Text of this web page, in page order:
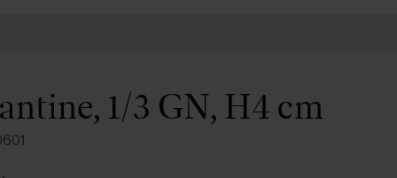
1/3 GN, H4 cm